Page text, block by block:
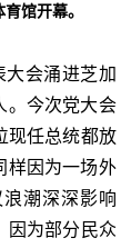
馆开幕。
会涌进芝加
。今次党大会
现任总统都放
样因为一场外
潮深深影响
因为部分民众